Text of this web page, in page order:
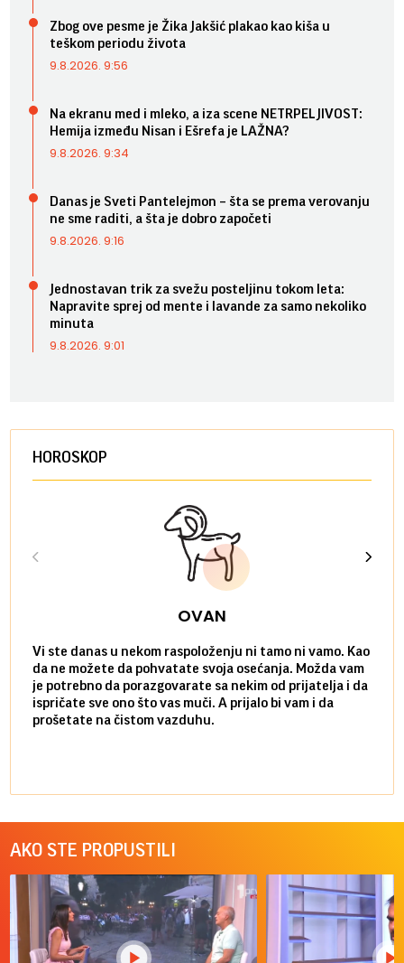
Zbog ove pesme je Žika Jakšić plakao kao kiša u
teškom periodu života
9.8.2026. 9:56
Na ekranu med i mleko, a iza scene NETRPELJIVOST:
Hemija između Nisan i Ešrefa je LAŽNA?
9.8.2026. 9:34
Danas je Sveti Pantelejmon – šta se prema verovanju
ne sme raditi, a šta je dobro započeti
9.8.2026. 9:16
Jednostavan trik za svežu posteljinu tokom leta:
Napravite sprej od mente i lavande za samo nekoliko
minuta
9.8.2026. 9:01
HOROSKOP
OVAN
Vi ste danas u nekom raspoloženju ni tamo ni vamo. Kao
da ne možete da pohvatate svoja osećanja. Možda vam
je potrebno da porazgovarate sa nekim od prijatelja i da
ispričate sve ono što vas muči. A prijalo bi vam i da
prošetate na čistom vazduhu.
AKO STE PROPUSTILI